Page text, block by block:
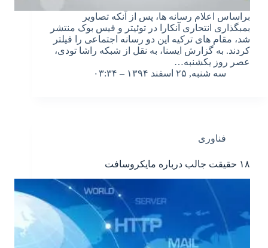
براساس اعلام رسانه ها، پس از آنکه تصاویر
بمبگذاری انتحاری آنکارا در توئیتر و فیس بوک منتشر
شد، مقام های ترکیه این دو رسانه اجتماعی را فیلتر
کردند. به گزارش ایسنا، به نقل از شبکه راشا تودی،
عصر روز یکشنبه…
سه شنبه, ۲۵ اسفند ۱۳۹۴ – ۰۳:۳۴
فناوری
۱۸ حقیقت جالب درباره مایکروسافت